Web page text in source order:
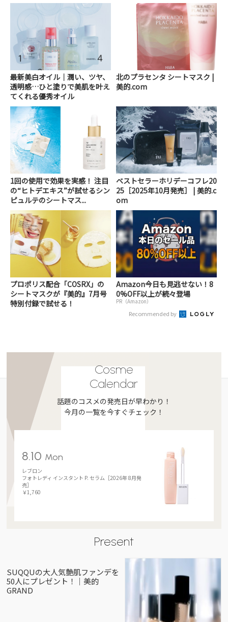
最新美白オイル｜潤い、ツヤ、
透明感…ひと塗りで美肌を叶え
てくれる優秀オイル
北のプラセンタ シートマスク |
美的.com
1回の使用で効果を実感！ 注目
の“ヒトデエキス”が試せるシン
ピュルテのシートマス...
ベストセラーホリデーコフレ20
25［2025年10月発売］ | 美的.c
om
プロポリス配合「COSRX」の
シートマスクが『美的』7月号
特別付録で試せる！
Amazon今日も見逃せない！8
0%OFF以上が続々登場
PR（Amazon）
Recommended by
Cosme
Calendar
話題のコスメの発売日が早わかり！
今月の一覧を今すぐチェック！
8.10 Mon
レブロン
フォトレディ インスタント P. セラム［2026年 8月発
売］
￥1,760
Present
SUQQUの大人気艶肌ファンデを
50人にプレゼント！｜美的
GRAND